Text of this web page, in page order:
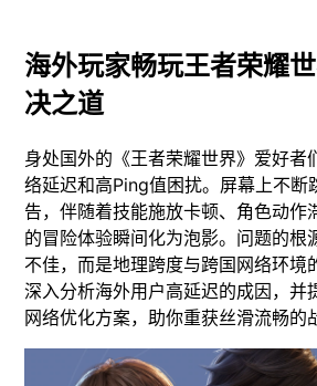
海外玩家畅玩王者荣耀
决之道
身处国外的《王者荣耀世界》爱好者
络延迟和高Ping值困扰。屏幕上不断
告，伴随着技能施放卡顿、角色动作
的冒险体验瞬间化为泡影。问题的根
不佳，而是地理跨度与跨国网络环境
深入分析海外用户高延迟的成因，并
网络优化方案，助你重获丝滑流畅的